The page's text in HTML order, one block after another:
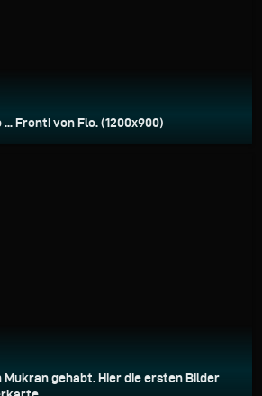
Fronti von Flo. (1200x900)
gehabt. Hier die ersten Bilder